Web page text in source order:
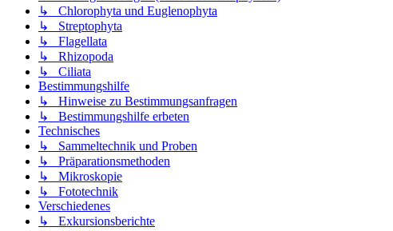
↳ Chlorophyta und Euglenophyta
↳ Streptophyta
↳ Flagellata
↳ Rhizopoda
↳ Ciliata
Bestimmungshilfe
↳ Hinweise zu Bestimmungsanfragen
↳ Bestimmungshilfe erbeten
Technisches
↳ Sammeltechnik und Proben
↳ Präparationsmethoden
↳ Mikroskopie
↳ Fototechnik
Verschiedenes
↳ Exkursionsberichte